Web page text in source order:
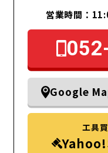
営業時間：
Google
工具